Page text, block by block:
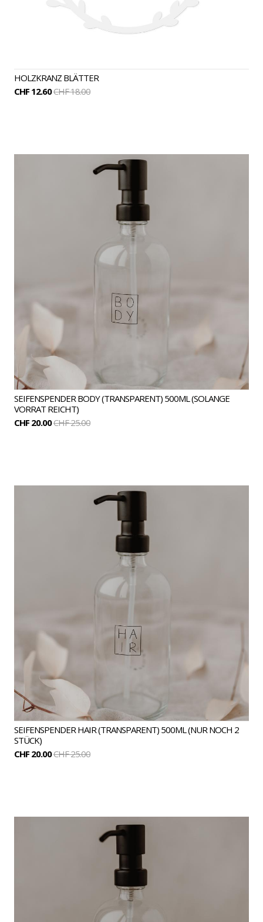
HOLZKRANZ BLÄTTER
CHF 12.60CHF 18.00
SEIFENSPENDER BODY (TRANSPARENT) 500ML (SOLANGE
VORRAT REICHT)
CHF 20.00CHF 25.00
SEIFENSPENDER HAIR (TRANSPARENT) 500ML (NUR NOCH 2
STÜCK)
CHF 20.00CHF 25.00